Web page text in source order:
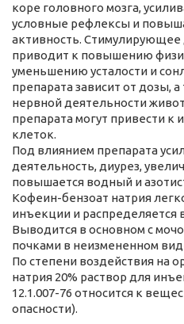
коре головного мозга,
условные рефлексы и
активность.
приводит к повышению
уменьшению усталости и
препарата зависит от дозы,
нервной деятельности
препарата могут привести
клеток.
Под влиянием препарата
деятельность, диурез,
повышается водный и
Кофеин-бензоат натрия
инъекции и распределяется
Выводится в основном с
почками в неизмененном
По степени воздействия на
натрия 20% раствор для
12.1.007-76 относится к
опасности).